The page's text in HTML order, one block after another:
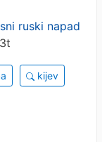
ruski napad
kijev